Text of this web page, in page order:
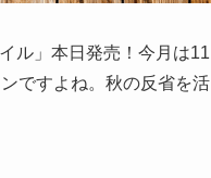
ル」本日発売！今月は11
ですよね。秋の反省を活